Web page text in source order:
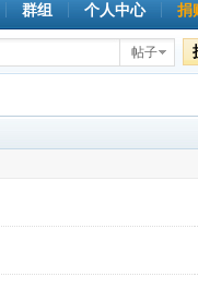
群组 个人中心 捐
帖子